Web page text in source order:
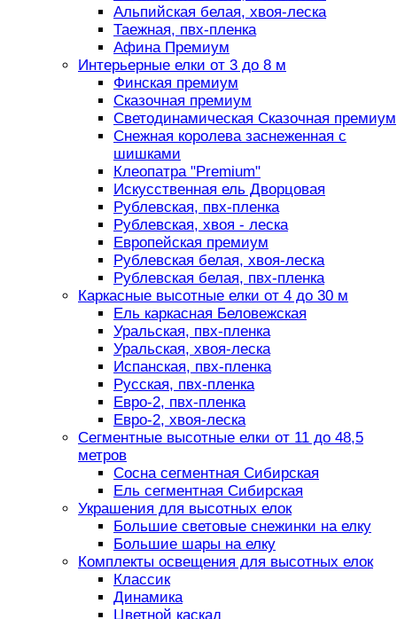
Альпийская белая, хвоя-леска
Таежная, пвх-пленка
Афина Премиум
Интерьерные елки от 3 до 8 м
Финская премиум
Сказочная премиум
Светодинамическая Сказочная премиум
Снежная королева заснеженная с
шишками
Клеопатра "Premium"
Искусственная ель Дворцовая
Рублевская, пвх-пленка
Рублевская, хвоя - леска
Европейская премиум
Рублевская белая, хвоя-леска
Рублевская белая, пвх-пленка
Каркасные высотные елки от 4 до 30 м
Ель каркасная Беловежская
Уральская, пвх-пленка
Уральская, хвоя-леска
Испанская, пвх-пленка
Русская, пвх-пленка
Евро-2, пвх-пленка
Евро-2, хвоя-леска
Сегментные высотные елки от 11 до 48,5
метров
Сосна сегментная Сибирская
Ель сегментная Сибирская
Украшения для высотных елок
Большие световые снежинки на елку
Большие шары на елку
Комплекты освещения для высотных елок
Классик
Динамика
Цветной каскад